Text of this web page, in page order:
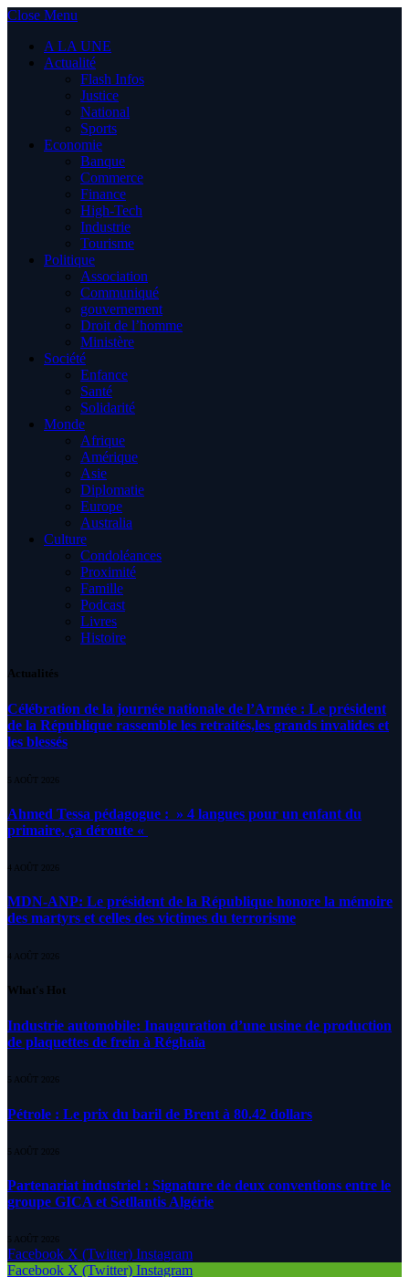
Close Menu
A LA UNE
Actualité
Flash Infos
Justice
National
Sports
Economie
Banque
Commerce
Finance
High-Tech
Industrie
Tourisme
Politique
Association
Communiqué
gouvernement
Droit de l’homme
Ministère
Société
Enfance
Santé
Solidarité
Monde
Afrique
Amérique
Asie
Diplomatie
Europe
Australia
Culture
Condoléances
Proximité
Famille
Podcast
Livres
Histoire
Actualités
Célébration de la journée nationale de l’Armée : Le président
de la République rassemble les retraités,les grands invalides et
les blessés
5 AOÛT 2026
Ahmed Tessa pédagogue : » 4 langues pour un enfant du
primaire, ça déroute «
4 AOÛT 2026
MDN-ANP: Le président de la République honore la mémoire
des martyrs et celles des victimes du terrorisme
4 AOÛT 2026
What's Hot
Industrie automobile: Inauguration d’une usine de production
de plaquettes de frein à Réghaïa
5 AOÛT 2026
Pétrole : Le prix du baril de Brent à 80.42 dollars
5 AOÛT 2026
Partenariat industriel : Signature de deux conventions entre le
groupe GICA et Setllantis Algérie
5 AOÛT 2026
Facebook X (Twitter) Instagram
Facebook X (Twitter) Instagram